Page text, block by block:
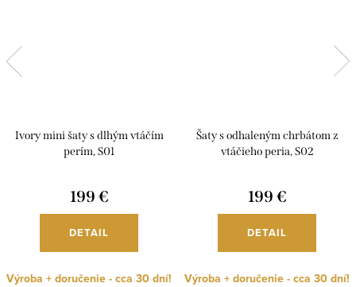
Ivory mini šaty s dlhým vtáčím
perím, S01
199 €
DETAIL
Výroba + doručenie - cca 30 dní!
Šaty s odhaleným chrbátom z
vtáčieho peria, S02
199 €
DETAIL
Výroba + doručenie - cca 30 dní!